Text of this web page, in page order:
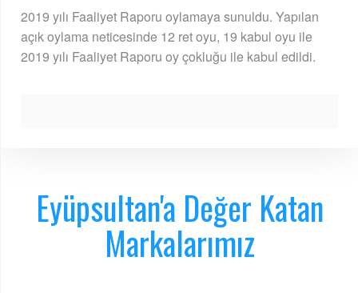
2019 yılı Faaliyet Raporu oylamaya sunuldu. Yapılan
açık oylama neticesinde 12 ret oyu, 19 kabul oyu ile
2019 yılı Faaliyet Raporu oy çokluğu ile kabul edildi.
Eyüpsultan'a Değer Katan
Markalarımız